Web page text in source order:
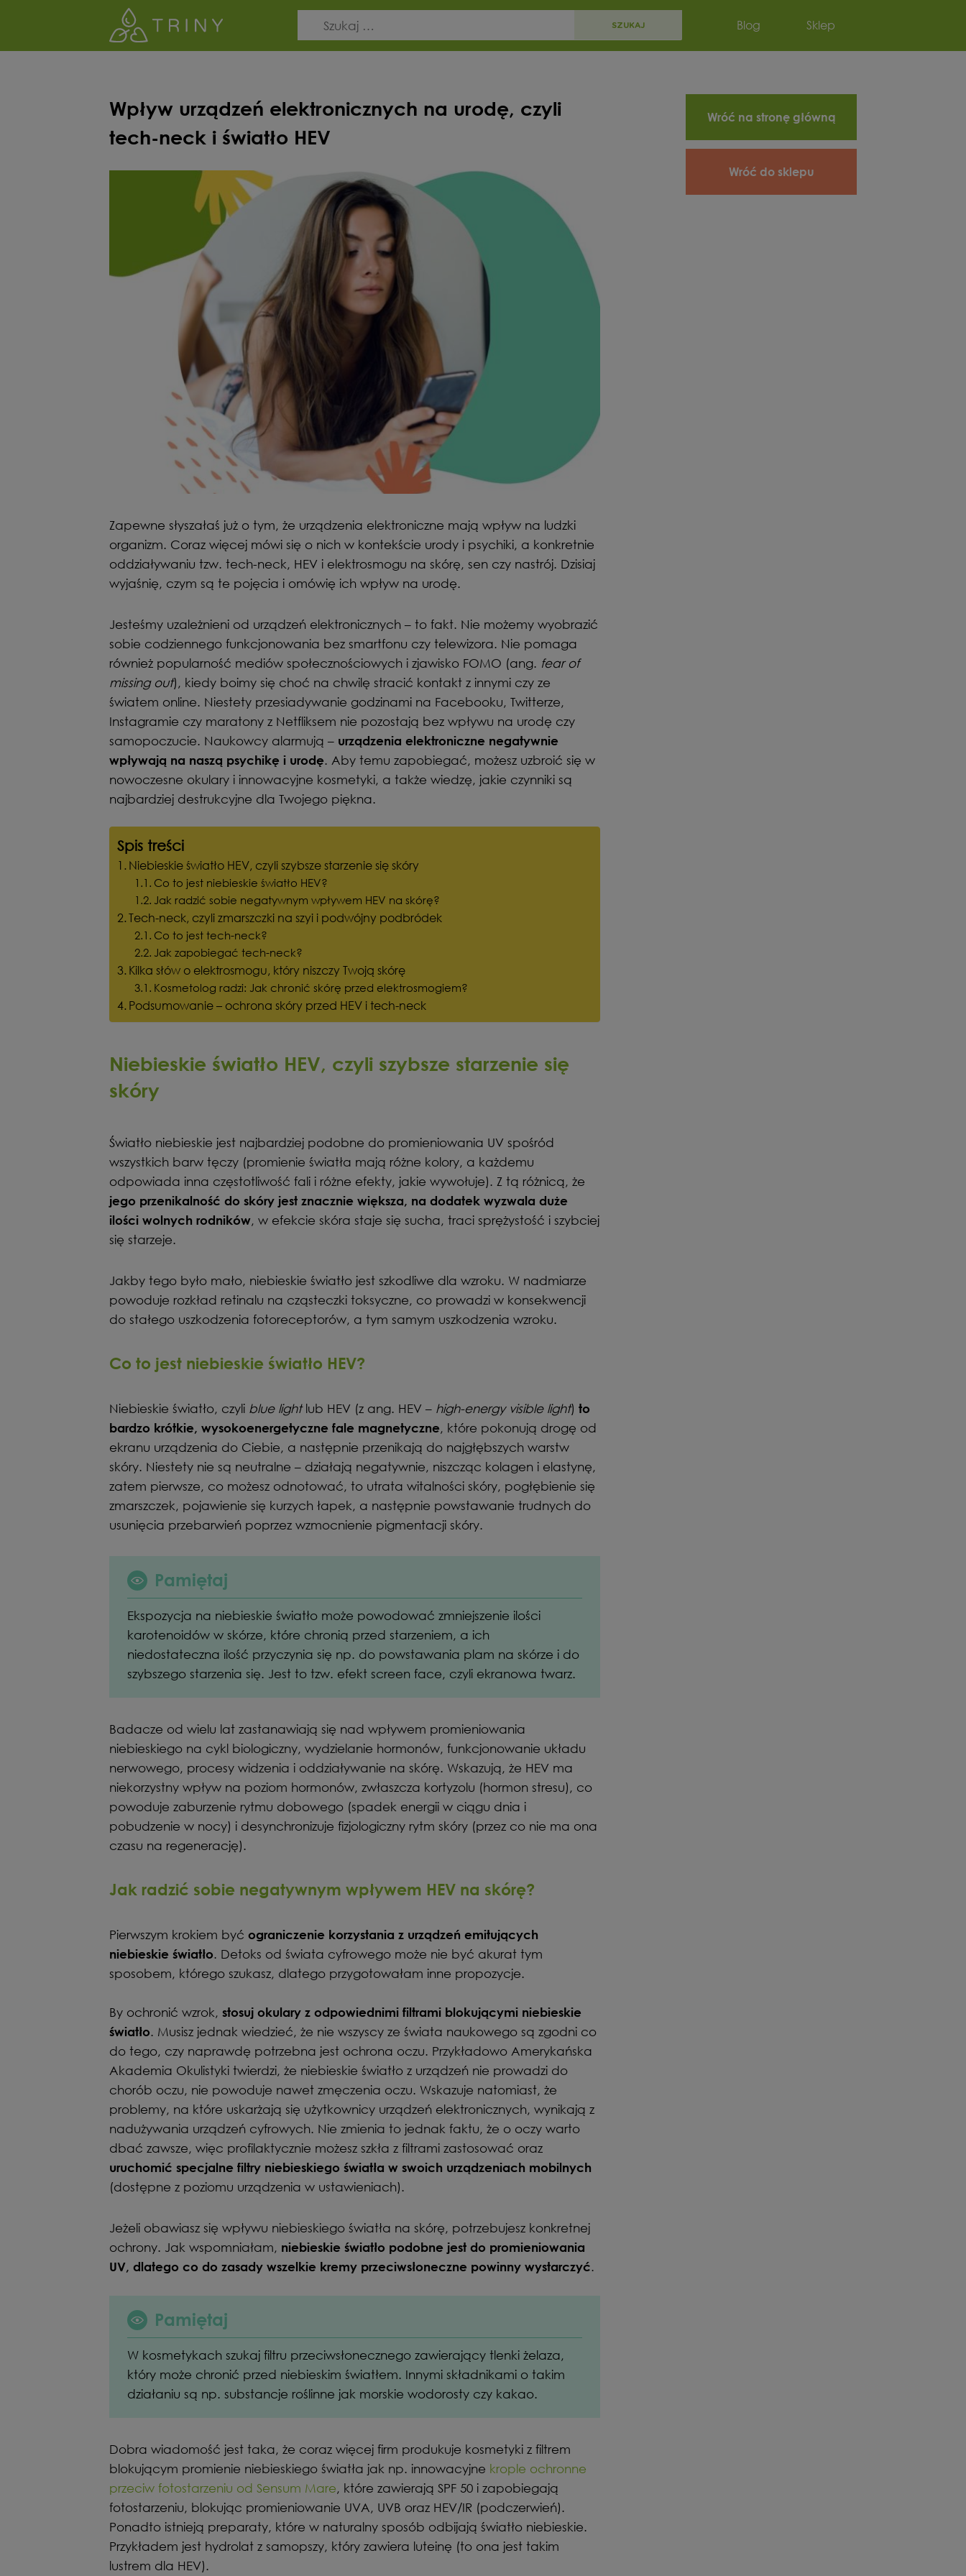
Blog Sklep
Wpływ urządzeń elektronicznych na urodę, czyli
tech-neck i światło HEV
Zapewne słyszałaś już o tym, że urządzenia elektroniczne mają wpływ na ludzki
organizm. Coraz więcej mówi się o nich w kontekście urody i psychiki, a konkretnie
oddziaływaniu tzw. tech-neck, HEV i elektrosmogu na skórę, sen czy nastrój. Dzisiaj
wyjaśnię, czym są te pojęcia i omówię ich wpływ na urodę.
Jesteśmy uzależnieni od urządzeń elektronicznych – to fakt. Nie możemy wyobrazić
sobie codziennego funkcjonowania bez smartfonu czy telewizora. Nie pomaga
również popularność mediów społecznościowych i zjawisko FOMO (ang. fear of
missing out), kiedy boimy się choć na chwilę stracić kontakt z innymi czy ze
światem online. Niestety przesiadywanie godzinami na Facebooku, Twitterze,
Instagramie czy maratony z Netfliksem nie pozostają bez wpływu na urodę czy
samopoczucie. Naukowcy alarmują – urządzenia elektroniczne negatywnie
wpływają na naszą psychikę i urodę. Aby temu zapobiegać, możesz uzbroić się w
nowoczesne okulary i innowacyjne kosmetyki, a także wiedzę, jakie czynniki są
najbardziej destrukcyjne dla Twojego piękna.
Spis treści
Niebieskie światło HEV, czyli szybsze starzenie się skóry
Co to jest niebieskie światło HEV?
Jak radzić sobie negatywnym wpływem HEV na skórę?
Tech-neck, czyli zmarszczki na szyi i podwójny podbródek
Co to jest tech-neck?
Jak zapobiegać tech-neck?
Kilka słów o elektrosmogu, który niszczy Twoją skórę
Kosmetolog radzi: Jak chronić skórę przed elektrosmogiem?
Podsumowanie – ochrona skóry przed HEV i tech-neck
Niebieskie światło HEV, czyli szybsze starzenie się
skóry
Światło niebieskie jest najbardziej podobne do promieniowania UV spośród
wszystkich barw tęczy (promienie światła mają różne kolory, a każdemu
odpowiada inna częstotliwość fali i różne efekty, jakie wywołuje). Z tą różnicą, że
jego przenikalność do skóry jest znacznie większa, na dodatek wyzwala duże
ilości wolnych rodników, w efekcie skóra staje się sucha, traci sprężystość i szybciej
się starzeje.
Jakby tego było mało, niebieskie światło jest szkodliwe dla wzroku. W nadmiarze
powoduje rozkład retinalu na cząsteczki toksyczne, co prowadzi w konsekwencji
do stałego uszkodzenia fotoreceptorów, a tym samym uszkodzenia wzroku.
Co to jest niebieskie światło HEV?
Niebieskie światło, czyli blue lightlub HEV (z ang. HEV – high-energy visible light) to
bardzo krótkie, wysokoenergetyczne fale magnetyczne, które pokonują drogę od
ekranu urządzenia do Ciebie, a następnie przenikają do najgłębszych warstw
skóry. Niestety nie są neutralne – działają negatywnie, niszcząc kolagen i elastynę,
zatem pierwsze, co możesz odnotować, to utrata witalności skóry, pogłębienie się
zmarszczek, pojawienie się kurzych łapek, a następnie powstawanie trudnych do
usunięcia przebarwień poprzez wzmocnienie pigmentacji skóry.
Pamiętaj
Ekspozycja na niebieskie światło może powodować zmniejszenie ilości
karotenoidów w skórze, które chronią przed starzeniem, a ich
niedostateczna ilość przyczynia się np. do powstawania plam na skórze i do
szybszego starzenia się. Jest to tzw. efekt screen face, czyli ekranowa twarz.
Badacze od wielu lat zastanawiają się nad wpływem promieniowania
niebieskiego na cykl biologiczny, wydzielanie hormonów, funkcjonowanie układu
nerwowego, procesy widzenia i oddziaływanie na skórę. Wskazują, że HEV ma
niekorzystny wpływ na poziom hormonów, zwłaszcza kortyzolu (hormon stresu), co
powoduje zaburzenie rytmu dobowego (spadek energii w ciągu dnia i
pobudzenie w nocy) i desynchronizuje fizjologiczny rytm skóry (przez co nie ma ona
czasu na regenerację).
Jak radzić sobie negatywnym wpływem HEV na skórę?
Pierwszym krokiem być ograniczenie korzystania z urządzeń emitujących
niebieskie światło. Detoks od świata cyfrowego może nie być akurat tym
sposobem, którego szukasz, dlatego przygotowałam inne propozycje.
By ochronić wzrok, stosuj okulary z odpowiednimi filtrami blokującymi niebieskie
światło. Musisz jednak wiedzieć, że nie wszyscy ze świata naukowego są zgodni co
do tego, czy naprawdę potrzebna jest ochrona oczu. Przykładowo Amerykańska
Akademia Okulistyki twierdzi, że niebieskie światło z urządzeń nie prowadzi do
chorób oczu, nie powoduje nawet zmęczenia oczu. Wskazuje natomiast, że
problemy, na które uskarżają się użytkownicy urządzeń elektronicznych, wynikają z
nadużywania urządzeń cyfrowych. Nie zmienia to jednak faktu, że o oczy warto
dbać zawsze, więc profilaktycznie możesz szkła z filtrami zastosować oraz
uruchomić specjalne filtry niebieskiego światła w swoich urządzeniach mobilnych
(dostępne z poziomu urządzenia w ustawieniach).
Jeżeli obawiasz się wpływu niebieskiego światła na skórę, potrzebujesz konkretnej
ochrony. Jak wspomniałam, niebieskie światło podobne jest do promieniowania
UV, dlatego co do zasady wszelkie kremy przeciwsłoneczne powinny wystarczyć.
Pamiętaj
W kosmetykach szukaj filtru przeciwsłonecznego zawierający tlenki żelaza,
który może chronić przed niebieskim światłem. Innymi składnikami o takim
działaniu są np. substancje roślinne jak morskie wodorosty czy kakao.
Dobra wiadomość jest taka, że coraz więcej firm produkuje kosmetyki z filtrem
blokującym promienie niebieskiego światła jak np. innowacyjne krople ochronne
przeciw fotostarzeniu od Sensum Mare, które zawierają SPF 50 i zapobiegają
fotostarzeniu, blokując promieniowanie UVA, UVB oraz HEV/IR (podczerwień).
Ponadto istnieją preparaty, które w naturalny sposób odbijają światło niebieskie.
Przykładem jest hydrolat z samopszy, który zawiera luteinę (to ona jest takim
lustrem dla HEV).
Wróć na stronę główną
Wróć do sklepu